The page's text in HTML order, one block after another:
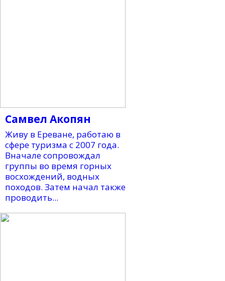
Самвел Акопян
Живу в Ереване, работаю в
сфере туризма с 2007 года.
Вначале сопровождал
группы во время горных
восхождений, водных
походов. Затем начал также
проводить...